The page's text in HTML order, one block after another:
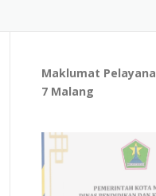
Maklumat
7 Malang